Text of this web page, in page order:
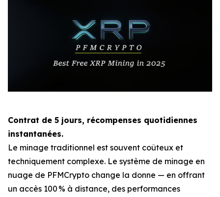
Contrat de 5 jours, récompenses quotidiennes
instantanées.
Le minage traditionnel est souvent coûteux et
techniquement complexe. Le système de minage en
nuage de PFMCrypto change la donne — en offrant
un accès 100 % à distance, des performances